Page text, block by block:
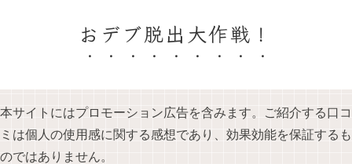
おデブ脱出大作戦！
本サイトにはプロモーション広告を含みます。ご紹介する口コ
ミは個人の使用感に関する感想であり、効果効能を保証するも
のではありません。